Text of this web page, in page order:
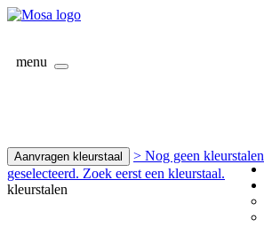
menu
Aanvragen kleurstaal
> Nog geen kleurstalen
geselecteerd. Zoek eerst een kleurstaal.
kleurstalen